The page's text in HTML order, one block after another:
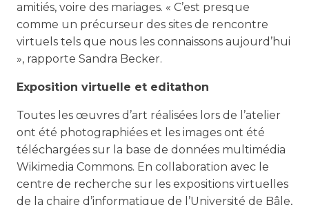
amitiés, voire des mariages. « C’est presque
comme un précurseur des sites de rencontre
virtuels tels que nous les connaissons aujourd’hui
», rapporte Sandra Becker.
Exposition virtuelle et editathon
Toutes les œuvres d’art réalisées lors de l’atelier
ont été photographiées et les images ont été
téléchargées sur la base de données multimédia
Wikimedia Commons. En collaboration avec le
centre de recherche sur les expositions virtuelles
de la chaire d’informatique de l’Université de Bâle,